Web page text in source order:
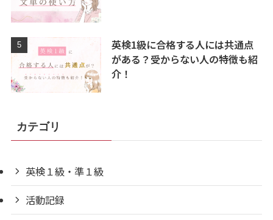
英検1級に合格する人には共通点
がある？受からない人の特徴も紹
介！
カテゴリ
英検１級・準１級
活動記録